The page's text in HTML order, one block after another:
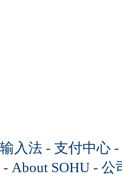
入法 - 支付中心 -
- About SOHU - 公